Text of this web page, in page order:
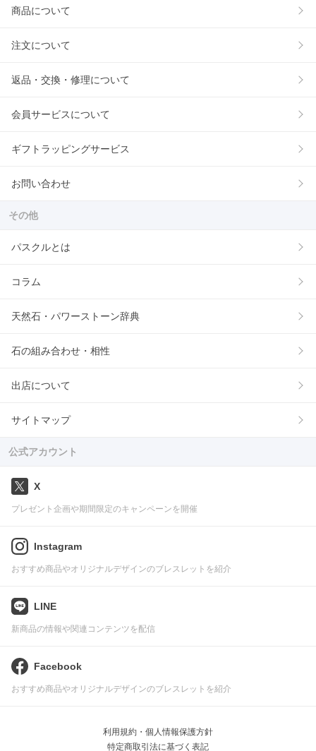
商品について
注文について
返品・交換・修理について
会員サービスについて
ギフトラッピングサービス
お問い合わせ
その他
パスクルとは
コラム
天然石・パワーストーン辞典
石の組み合わせ・相性
出店について
サイトマップ
公式アカウント
X
プレゼント企画や期間限定のキャンペーンを開催
Instagram
おすすめ商品やオリジナルデザインのブレスレットを紹介
LINE
新商品の情報や関連コンテンツを配信
Facebook
おすすめ商品やオリジナルデザインのブレスレットを紹介
利用規約・個人情報保護方針
特定商取引法に基づく表記